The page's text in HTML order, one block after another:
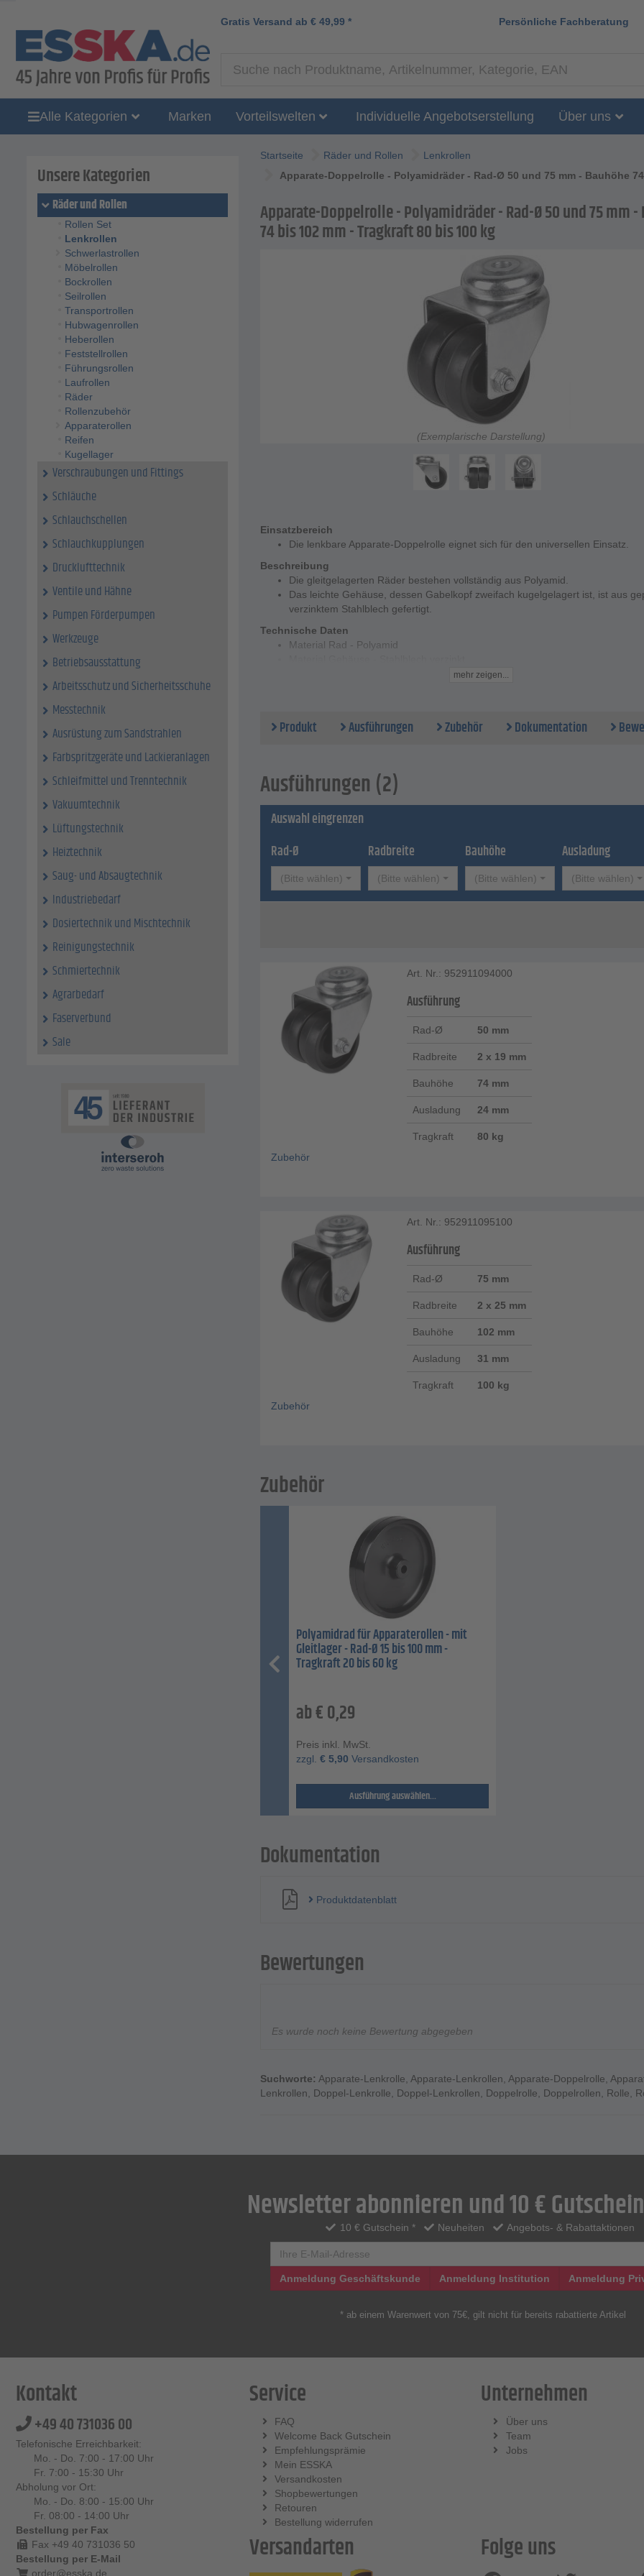
Gratis Versand ab € 49,99 * Persönliche Fachberatung
Alle Kategorien Marken Vorteilswelten Individuelle Angebotserstellung Über uns
Unsere Kategorien
Räder und Rollen
Rollen Set
Lenkrollen
Schwerlastrollen
Möbelrollen
Bockrollen
Seilrollen
Transportrollen
Hubwagenrollen
Heberollen
Feststellrollen
Führungsrollen
Laufrollen
Räder
Rollenzubehör
Apparaterollen
Reifen
Kugellager
Verschraubungen und Fittings
Schläuche
Schlauchschellen
Schlauchkupplungen
Drucklufttechnik
Ventile und Hähne
Pumpen Förderpumpen
Werkzeuge
Betriebsausstattung
Arbeitsschutz und Sicherheitsschuhe
Messtechnik
Ausrüstung zum Sandstrahlen
Farbspritzgeräte und Lackieranlagen
Schleifmittel und Trenntechnik
Vakuumtechnik
Lüftungstechnik
Heiztechnik
Saug- und Absaugtechnik
Industriebedarf
Dosiertechnik und Mischtechnik
Reinigungstechnik
Schmiertechnik
Agrarbedarf
Faserverbund
Sale
Startseite Räder und Rollen
Lenkrollen
Apparate-Doppelrolle - Polyamidräder - Rad-Ø 50 und 75 mm - Bauhöhe
Apparate-Doppelrolle - Polyamidräder - Rad-Ø 50 und 75 mm -
74 bis 102 mm - Tragkraft 80 bis 100 kg
(Exemplarische Darstellung)
Einsatzbereich
Die lenkbare Apparate-Doppelrolle eignet sich für den universellen Einsatz.
Beschreibung
Die gleitgelagerten Räder bestehen vollständig aus Polyamid.
Das leichte Gehäuse, dessen Gabelkopf zweifach kugelgelagert ist, ist aus
verzinktem Stahlblech gefertigt.
Technische Daten
Material Rad - Polyamid
Ausladung - 24 bis 31 mm
mehr zeigen...
Produkt Ausführungen Zubehör Dokumentation
Ausführungen (2)
Auswahl eingrenzen
Rad-Ø
(Bitte wählen)
Radbreite
(Bitte wählen)
Bauhöhe
(Bitte wählen)
Ausladung
(Bitte wählen)
Art. Nr.: 952911094000
Ausführung
Rad-Ø 50 mm
Radbreite 2 x 19 mm
Bauhöhe 74 mm
Ausladung 24 mm
Tragkraft
80 kg
Zubehör
Art. Nr.: 952911095100
Ausführung
Rad-Ø 75 mm
Radbreite 2 x 25 mm
Bauhöhe 102 mm
Ausladung 31 mm
Tragkraft
100 kg
Zubehör
Zubehör
Polyamidrad für Apparaterollen - mit
Gleitlager - Rad-Ø 15 bis 100 mm -
Tragkraft 20 bis 60 kg
ab€0,29
Preis inkl. MwSt.
zzgl. € 5,90 Versandkosten
Ausführung auswählen...
Dokumentation
Produktdatenblatt
Bewertungen
Es wurde noch keine Bewertung abgegeben
Suchworte: Apparate-Lenkrolle Apparate-Lenkrollen Apparate-Doppelrolle
Lenkrollen
Doppel-Lenkrolle Doppel-Lenkrollen Doppelrolle Doppelrollen Rolle
Newsletter abonnieren und 10 €
10 € Gutschein * Neuheiten Angebots- & Rabattaktionen
Anmeldung Geschäftskunde Anmeldung Institution Anmeldung
* ab einem Warenwert von 75€, gilt nicht für bereits rabattierte Artikel
Kontakt
+49 40 731036 00
Telefonische Erreichbarkeit:
Mo. - Do. 7:00 - 17:00 Uhr
Fr. 7:00 - 15:30 Uhr
Abholung vor Ort:
Mo. - Do. 8:00 - 15:00 Uhr
Fr. 08:00 - 14:00 Uhr
Bestellung per Fax
Fax +49 40 731036 50
Bestellung per E-Mail
order@esska.de
Service
FAQ
Welcome Back Gutschein
Empfehlungsprämie
Mein ESSKA
Versandkosten
Shopbewertungen
Retouren
Bestellung widerrufen
Unternehmen
Über uns
Team
Jobs
Versandarten Folge uns